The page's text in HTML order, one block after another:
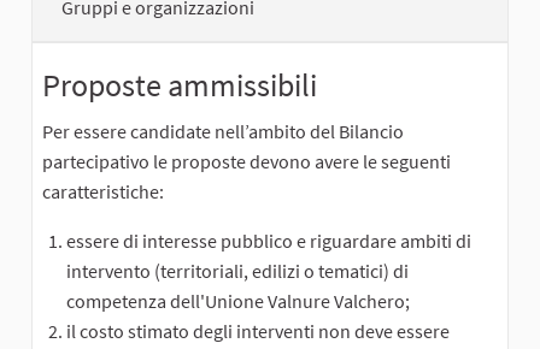
Gruppi e organizzazioni
Proposte ammissibili
Per essere candidate nell’ambito del Bilancio
partecipativo le proposte devono avere le seguenti
caratteristiche:
essere di interesse pubblico e riguardare ambiti di
intervento (territoriali, edilizi o tematici) di
competenza dell'Unione Valnure Valchero;
il costo stimato degli interventi non deve essere